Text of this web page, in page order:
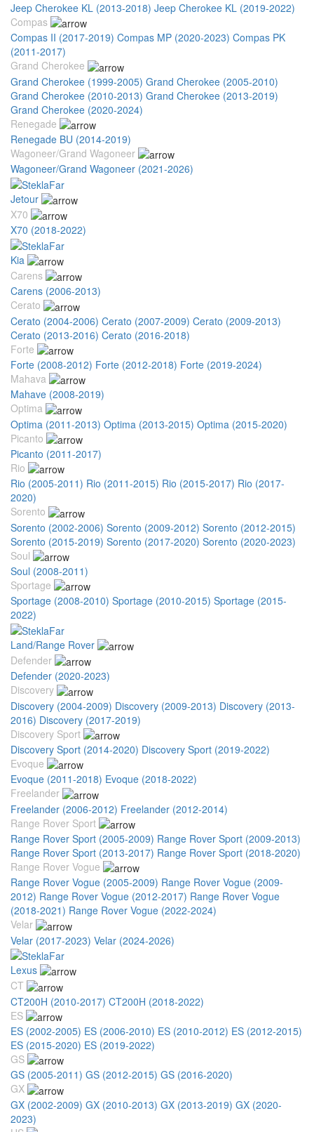
Jeep Cherokee KL (2013-2018) Jeep Cherokee KL (2019-2022)
Compas
Compas II (2017-2019) Compas MP (2020-2023) Compas PK
(2011-2017)
Grand Cherokee
Grand Cherokee (1999-2005) Grand Cherokee (2005-2010)
Grand Cherokee (2010-2013) Grand Cherokee (2013-2019)
Grand Cherokee (2020-2024)
Renegade
Renegade BU (2014-2019)
Wagoneer/Grand Wagoneer
Wagoneer/Grand Wagoneer (2021-2026)
Jetour
X70
X70 (2018-2022)
Kia
Carens
Carens (2006-2013)
Cerato
Cerato (2004-2006) Cerato (2007-2009) Cerato (2009-2013)
Cerato (2013-2016) Cerato (2016-2018)
Forte
Forte (2008-2012) Forte (2012-2018) Forte (2019-2024)
Mahava
Mahave (2008-2019)
Optima
Optima (2011-2013) Optima (2013-2015) Optima (2015-2020)
Picanto
Picanto (2011-2017)
Rio
Rio (2005-2011) Rio (2011-2015) Rio (2015-2017) Rio (2017-
2020)
Sorento
Sorento (2002-2006) Sorento (2009-2012) Sorento (2012-2015)
Sorento (2015-2019) Sorento (2017-2020) Sorento (2020-2023)
Soul
Soul (2008-2011)
Sportage
Sportage (2008-2010) Sportage (2010-2015) Sportage (2015-
2022)
Land/Range Rover
Defender
Defender (2020-2023)
Discovery
Discovery (2004-2009) Discovery (2009-2013) Discovery (2013-
2016) Discovery (2017-2019)
Discovery Sport
Discovery Sport (2014-2020) Discovery Sport (2019-2022)
Evoque
Evoque (2011-2018) Evoque (2018-2022)
Freelander
Freelander (2006-2012) Freelander (2012-2014)
Range Rover Sport
Range Rover Sport (2005-2009) Range Rover Sport (2009-2013)
Range Rover Sport (2013-2017) Range Rover Sport (2018-2020)
Range Rover Vogue
Range Rover Vogue (2005-2009) Range Rover Vogue (2009-
2012) Range Rover Vogue (2012-2017) Range Rover Vogue
(2018-2021) Range Rover Vogue (2022-2024)
Velar
Velar (2017-2023) Velar (2024-2026)
Lexus
CT
CT200H (2010-2017) CT200H (2018-2022)
ES
ES (2002-2005) ES (2006-2010) ES (2010-2012) ES (2012-2015)
ES (2015-2020) ES (2019-2022)
GS
GS (2005-2011) GS (2012-2015) GS (2016-2020)
GX
GX (2002-2009) GX (2010-2013) GX (2013-2019) GX (2020-
2023)